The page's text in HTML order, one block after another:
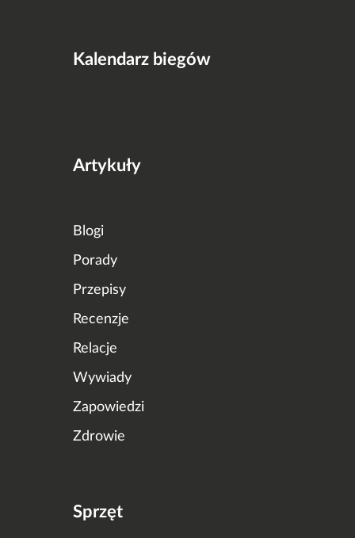
Kalendarz biegów
Artykuły
Blogi
Porady
Przepisy
Recenzje
Relacje
Wywiady
Zapowiedzi
Zdrowie
Sprzęt